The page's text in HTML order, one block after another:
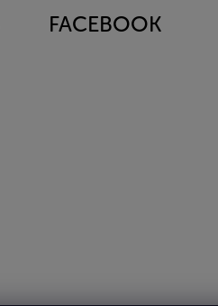
FACEBOOK